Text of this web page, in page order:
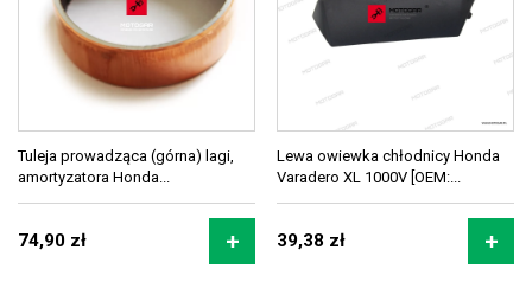
Tuleja prowadząca (górna) lagi,
amortyzatora Honda...
74,90 zł
Lewa owiewka chłodnicy Honda
Varadero XL 1000V [OEM:...
39,38 zł